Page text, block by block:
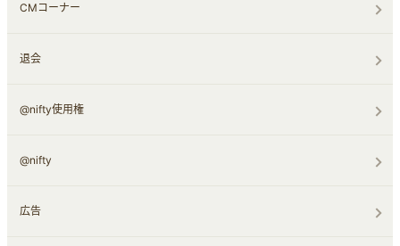
CMコーナー
退会
@nifty使用権
@nifty
広告